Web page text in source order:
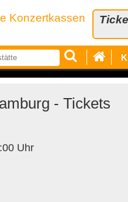
Konzertkassen
- Tickets
Uhr